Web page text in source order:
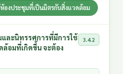
ห้องประชุมที่เป็นมิตรกับสิ่งแวดล้อม
ละนิทรรศการที่มีการใช้
อมที่เกิดขึ้น จะต้อง
3.4.2